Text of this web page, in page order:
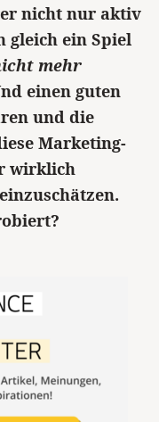
nicht nur aktiv
gleich ein Spiel
mehr
einen guten
und die
Marketing-
wirklich